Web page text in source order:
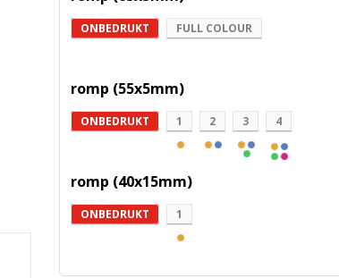
ONBEDRUKT FULL COLOUR
romp (55x5mm)
ONBEDRUKT 1 2 3 4
romp (40x15mm)
ONBEDRUKT 1